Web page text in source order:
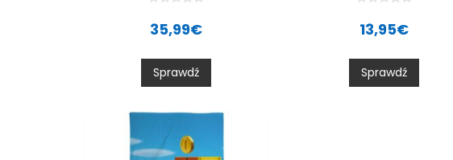
a
t
0
o
u
t
35,99€
Sprawdź
a
0
o
u
t
13,95€
Sprawdź